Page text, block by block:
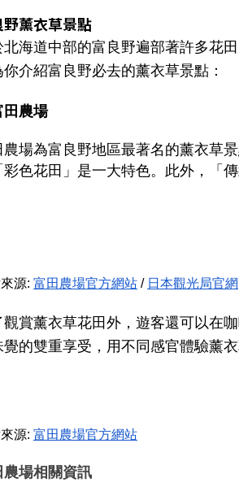
野薰衣草景點
北海道中部的富良野遍部著許多花
你介紹富良野必去的薰衣草景點：
田農場
農場為富良野地區最著名的薰衣草
彩色花田」是一大特色。此外，「
源: 富田農場官方網站 / 日本觀光局官網
觀賞薰衣草花田外，遊客還可以在
覺的雙重享受，用不同感官體驗薰衣
源: 富田農場官方網站
農場相關資訊